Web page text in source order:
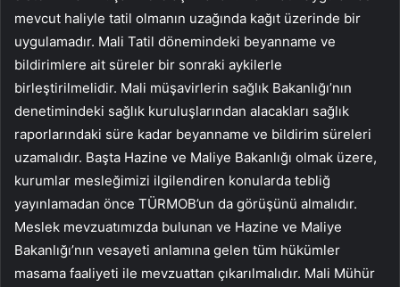
mevcut haliyle tatil olmanın uzağında kağıt üzerinde bir
uygulamadır. Mali Tatil dönemindeki beyanname ve
bildirimlere ait süreler bir sonraki aykilerle
birleştirilmelidir. Mali müşavirlerin sağlık Bakanlığı’nın
denetimindeki sağlık kuruluşlarından alacakları sağlık
raporlarındaki süre kadar beyanname ve bildirim süreleri
uzamalıdır. Başta Hazine ve Maliye Bakanlığı olmak üzere,
kurumlar mesleğimizi ilgilendiren konularda tebliğ
yayınlamadan önce TÜRMOB’un da görüşünü almalıdır.
Meslek mevzuatımızda bulunan ve Hazine ve Maliye
Bakanlığı’nın vesayeti anlamına gelen tüm hükümler
masama faaliyeti ile mevzuattan çıkarılmalıdır. Mali Mühür